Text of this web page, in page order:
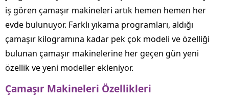
iş gören çamaşır makineleri artık hemen hemen her
evde bulunuyor. Farklı yıkama programları, aldığı
çamaşır kilogramına kadar pek çok modeli ve özelliği
bulunan çamaşır makinelerine her geçen gün yeni
özellik ve yeni modeller ekleniyor.
Çamaşır Makineleri Özellikleri